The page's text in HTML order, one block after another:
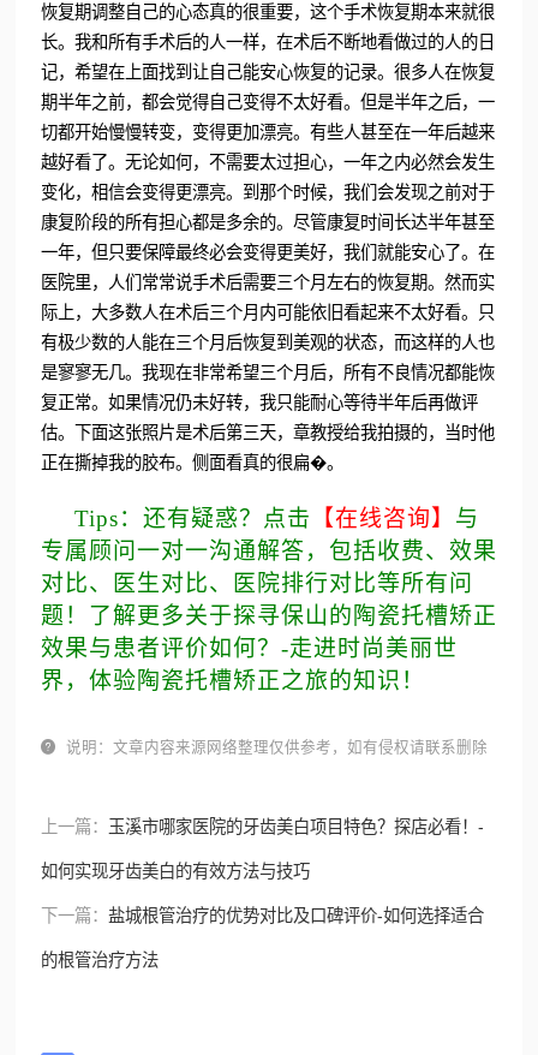
恢复期调整自己的心态真的很重要，这个手术恢复期本来就很
长。我和所有手术后的人一样，在术后不断地看做过的人的日
记，希望在上面找到让自己能安心恢复的记录。很多人在恢复
期半年之前，都会觉得自己变得不太好看。但是半年之后，一
切都开始慢慢转变，变得更加漂亮。有些人甚至在一年后越来
越好看了。无论如何，不需要太过担心，一年之内必然会发生
变化，相信会变得更漂亮。到那个时候，我们会发现之前对于
康复阶段的所有担心都是多余的。尽管康复时间长达半年甚至
一年，但只要保障最终必会变得更美好，我们就能安心了。在
医院里，人们常常说手术后需要三个月左右的恢复期。然而实
际上，大多数人在术后三个月内可能依旧看起来不太好看。只
有极少数的人能在三个月后恢复到美观的状态，而这样的人也
是寥寥无几。我现在非常希望三个月后，所有不良情况都能恢
复正常。如果情况仍未好转，我只能耐心等待半年后再做评
估。下面这张照片是术后第三天，章教授给我拍摄的，当时他
正在撕掉我的胶布。侧面看真的很扁�。
Tips：还有疑惑？点击 【在线咨询】 与
专属顾问一对一沟通解答，包括收费、效果
对比、医生对比、医院排行对比等所有问
题！了解更多关于探寻保山的陶瓷托槽矫正
效果与患者评价如何？-走进时尚美丽世
界，体验陶瓷托槽矫正之旅的知识！
 说明：文章内容来源网络整理仅供参考，如有侵权请联系删除
上一篇： 玉溪市哪家医院的牙齿美白项目特色？探店必看！-
如何实现牙齿美白的有效方法与技巧
下一篇： 盐城根管治疗的优势对比及口碑评价-如何选择适合
的根管治疗方法